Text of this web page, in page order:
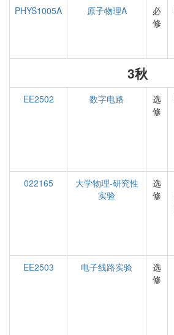
PHYS1005A 原子物理A
必
修
3秋
EE2502 数字电路
选
修
022165
大学物理-研究性
实验
选
修
EE2503
电子线路实验
选
修